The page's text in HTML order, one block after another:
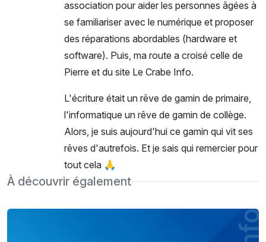
association pour aider les personnes âgées à
se familiariser avec le numérique et proposer
des réparations abordables (hardware et
software). Puis, ma route a croisé celle de
Pierre et du site Le Crabe Info.
L'écriture était un rêve de gamin de primaire,
l'informatique un rêve de gamin de collège.
Alors, je suis aujourd'hui ce gamin qui vit ses
rêves d'autrefois. Et je sais qui remercier pour
tout cela 🙏
À découvrir également